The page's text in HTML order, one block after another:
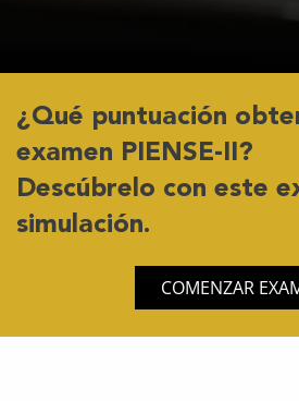
¿Qué puntuación
examen PIENSE-II?
Descúbrelo con este
simulación.
COMENZAR